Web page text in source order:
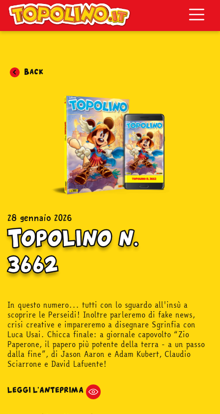
Topolino.it
Back
28 gennaio 2026
Topolino n.
3662
In questo numero... tutti con lo sguardo all'insù a
scoprire le Perseidi! Inoltre parleremo di fake news,
crisi creative e impareremo a disegnare Sgrinfia con
Luca Usai. Chicca finale: a giornale capovolto “Zio
Paperone, il papero più potente della terra - a un passo
dalla fine”, di Jason Aaron e Adam Kubert, Claudio
Sciarrone e David Lafuente!
LEGGI L'ANTEPRIMA